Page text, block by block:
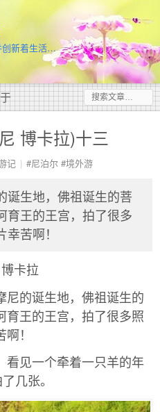
创新着生活…
博卡拉)十三
记 #尼泊尔 #境外游
诞生地，佛祖诞生的菩
育王的王宫，拍了很多
苦啊！
卡拉
尼的诞生地，佛祖诞生的
育王的王宫，拍了很多照
！
看见一个牵着一只羊的年
几张。